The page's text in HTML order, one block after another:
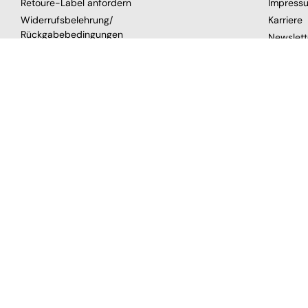
Retoure-Label anfordern
Widerrufsbelehrung/
Rückgabebedingungen
Karriere